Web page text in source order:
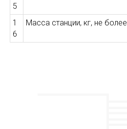
5
1
6
Масса станции, кг, не более